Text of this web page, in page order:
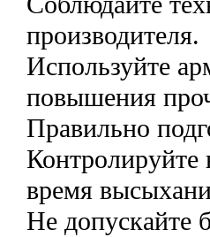
производителя.
Используйте
повышения
Правильно
Контролируйте
время
Не допускайте